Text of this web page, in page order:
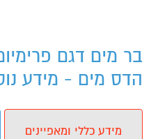
בר מים דגם
הדס מים - מידע
מידע כללי ומאפיינים